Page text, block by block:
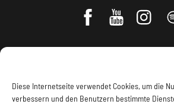
Diese Internetseite verwendet Cookies, um die
verbessern und den Benutzern bestimmte